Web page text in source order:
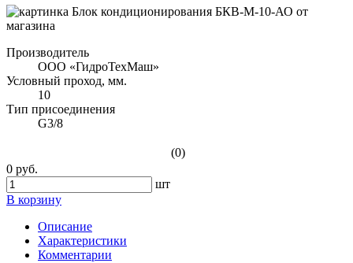
Производитель
ООО «ГидроТехМаш»
Условный проход, мм.
10
Тип присоединения
G3/8
(0)
0 руб.
шт
В корзину
Описание
Характеристики
Комментарии